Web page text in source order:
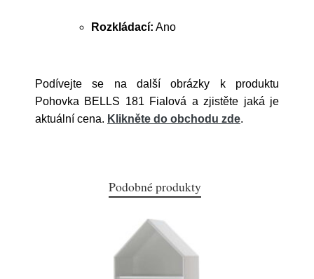
Rozkládací: Ano
Podívejte se na další obrázky k produktu
Pohovka BELLS 181 Fialová a zjistěte jaká je
aktuální cena. Klikněte do obchodu zde.
Podobné produkty